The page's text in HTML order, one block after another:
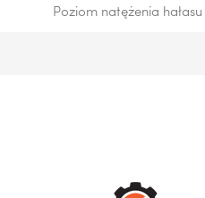
Poziom natężenia hałasu